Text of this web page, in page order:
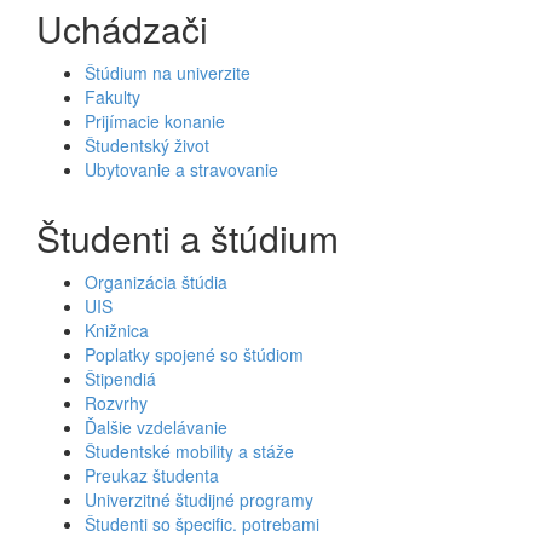
Uchádzači
Štúdium na univerzite
Fakulty
Prijímacie konanie
Študentský život
Ubytovanie a stravovanie
Študenti a štúdium
Organizácia štúdia
UIS
Knižnica
Poplatky spojené so štúdiom
Štipendiá
Rozvrhy
Ďalšie vzdelávanie
Študentské mobility a stáže
Preukaz študenta
Univerzitné študijné programy
Študenti so špecific. potrebami